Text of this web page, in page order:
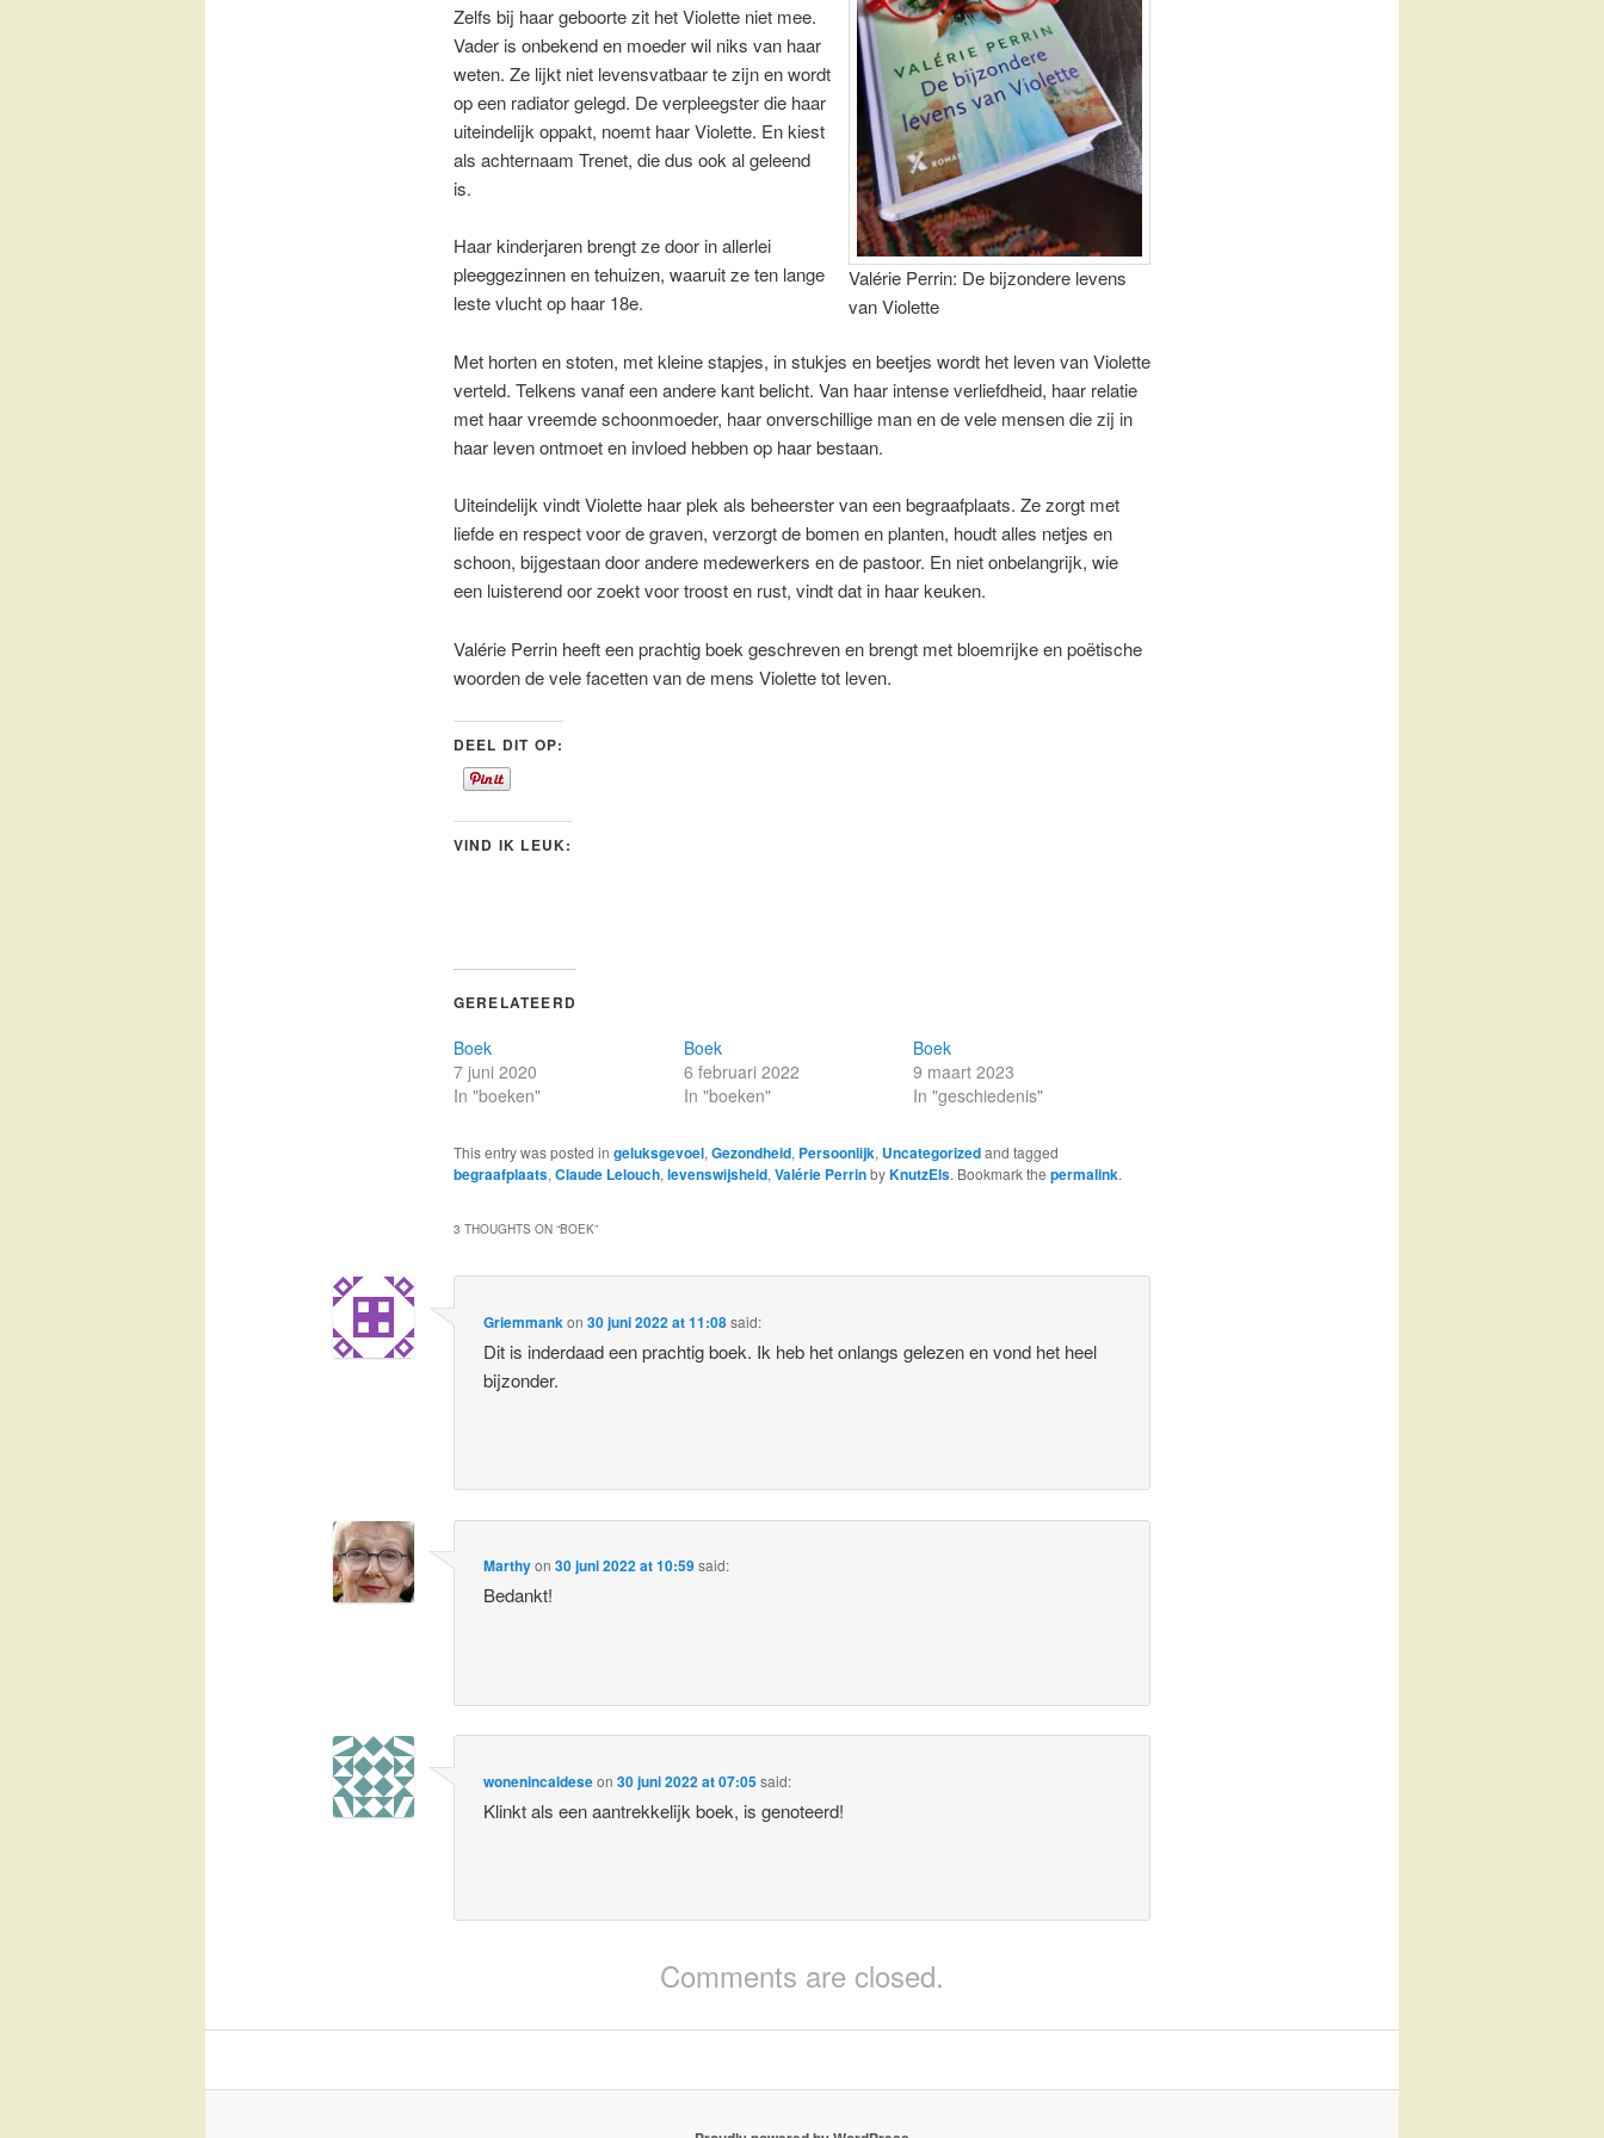
Valérie Perrin: De bijzondere levens
van Violette
Zelfs bij haar geboorte zit het Violette niet mee.
Vader is onbekend en moeder wil niks van haar
weten. Ze lijkt niet levensvatbaar te zijn en wordt
op een radiator gelegd. De verpleegster die haar
uiteindelijk oppakt, noemt haar Violette. En kiest
als achternaam Trenet, die dus ook al geleend
is.
Haar kinderjaren brengt ze door in allerlei
pleeggezinnen en tehuizen, waaruit ze ten lange
leste vlucht op haar 18e.
Met horten en stoten, met kleine stapjes, in stukjes en beetjes wordt het leven van Violette
verteld. Telkens vanaf een andere kant belicht. Van haar intense verliefdheid, haar relatie
met haar vreemde schoonmoeder, haar onverschillige man en de vele mensen die zij in
haar leven ontmoet en invloed hebben op haar bestaan.
Uiteindelijk vindt Violette haar plek als beheerster van een begraafplaats. Ze zorgt met
liefde en respect voor de graven, verzorgt de bomen en planten, houdt alles netjes en
schoon, bijgestaan door andere medewerkers en de pastoor. En niet onbelangrijk, wie
een luisterend oor zoekt voor troost en rust, vindt dat in haar keuken.
Valérie Perrin heeft een prachtig boek geschreven en brengt met bloemrijke en poëtische
woorden de vele facetten van de mens Violette tot leven.
DEEL DIT OP:
VIND IK LEUK:
GERELATEERD
Boek
7 juni 2020
In "boeken"
Boek
6 februari 2022
In "boeken"
Boek
9 maart 2023
In "geschiedenis"
This entry was posted in geluksgevoel, Gezondheid, Persoonlijk, Uncategorizedand tagged
begraafplaats, Claude Lelouch, levenswijsheid, Valérie PerrinbyKnutzEls. Bookmark the permalink.
3 THOUGHTS ON “BOEK”
Griemmankon30 juni 2022 at 11:08said:
Dit is inderdaad een prachtig boek. Ik heb het onlangs gelezen en vond het heel
bijzonder.
Marthyon30 juni 2022 at 10:59said:
Bedankt!
wonenincaldeseon30 juni 2022 at 07:05said:
Klinkt als een aantrekkelijk boek, is genoteerd!
Comments are closed.